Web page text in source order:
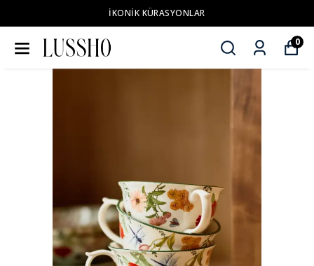
İKONİK KÜRASYONLAR
0